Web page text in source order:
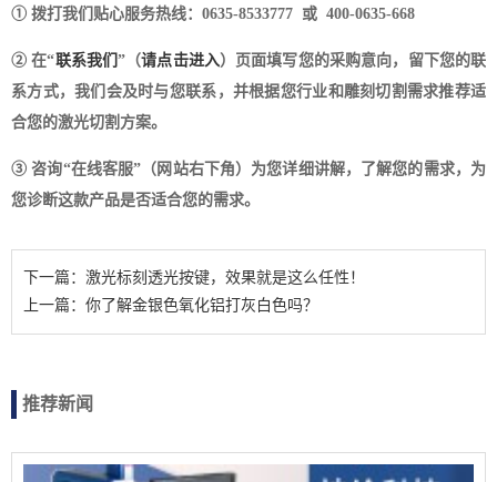
① 拨打我们贴心服务热线：0635-8533777 或 400-0635-668
② 在“联系我们”（请点击进入）页面填写您的采购意向，留下您的联
系方式，我们会及时与您联系，并根据您行业和雕刻切割需求推荐适
合您的激光切割方案。
③ 咨询“在线客服”（网站右下角）为您详细讲解，了解您的需求，为
您诊断这款产品是否适合您的需求。
下一篇：激光标刻透光按键，效果就是这么任性！
上一篇：你了解金银色氧化铝打灰白色吗？
推荐新闻